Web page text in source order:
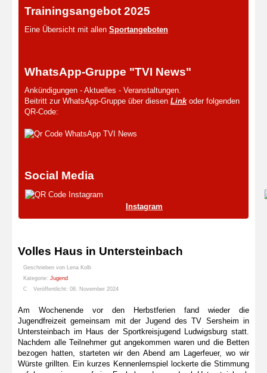
Trainingsangebot 2025
Eine Übersicht mit allen Sportangeboten
WhatsApp-Gruppe "TVI News"
Ankündigungen - Aktuelles - Veranstaltungen.
Beitritt zur WhatsApp-Gruppe über diesen Linkoder folgenden
QR-Code:
Social Media
Instagram
Volles Haus in Untersteinbach
Geschrieben von
Lena Kolb
Kategorie: Jugend
Veröffentlicht: 08. November 2024
Am Wochenende vor den Herbstferien fand wieder die
Jugendfreizeit gemeinsam mit der Jugend des TV Sersheim in
Untersteinbach im Haus der Sportkreisjugend Ludwigsburg statt.
Nachdem alle Teilnehmer gut angekommen waren und die Betten
bezogen hatten, starteten wir den Abend am Lagerfeuer, wo wir
Würste grillten. Ein kurzes Kennenlernspiel lockerte die Stimmung